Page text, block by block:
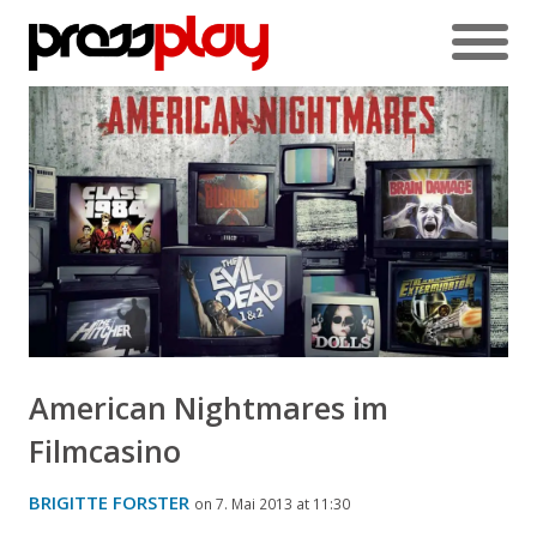
American Nightmares im
Filmcasino
BRIGITTE FORSTER on 7. Mai 2013 at 11:30